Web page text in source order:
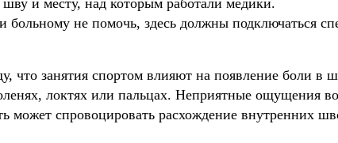
и месту, над которым работали медики.
больному не помочь, здесь должны подключаться
что занятия спортом влияют на появление боли
локтях или пальцах. Неприятные ощущения
может спровоцировать расхождение внутренних